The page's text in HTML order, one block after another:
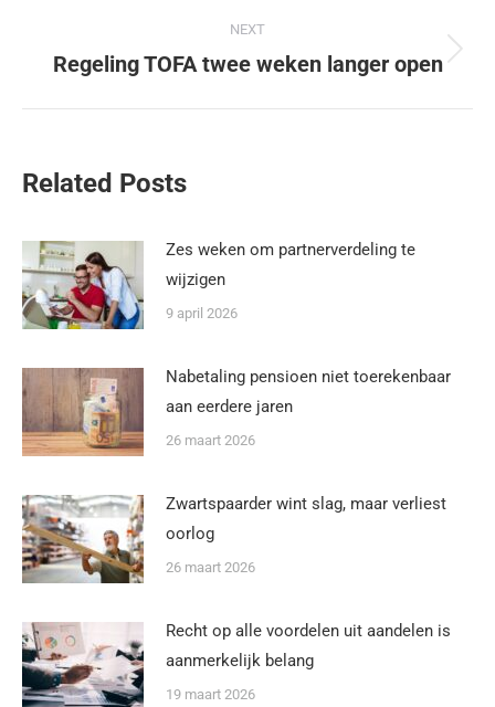
NEXT
Regeling TOFA twee weken langer open
Related Posts
Zes weken om partnerverdeling te
wijzigen
9 april 2026
Nabetaling pensioen niet toerekenbaar
aan eerdere jaren
26 maart 2026
Zwartspaarder wint slag, maar verliest
oorlog
26 maart 2026
Recht op alle voordelen uit aandelen is
aanmerkelijk belang
19 maart 2026